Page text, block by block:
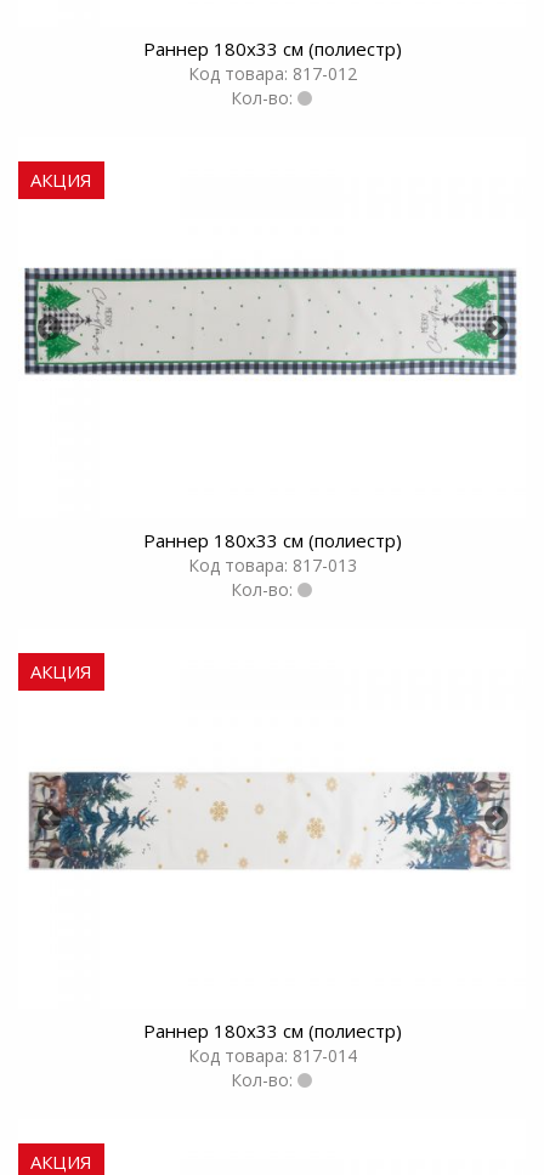
Раннер 180х33 см (полиестр)
Код товара: 817-012
Кол-во:
АКЦИЯ
Раннер 180х33 см (полиестр)
Код товара: 817-013
Кол-во:
АКЦИЯ
Раннер 180х33 см (полиестр)
Код товара: 817-014
Кол-во:
АКЦИЯ